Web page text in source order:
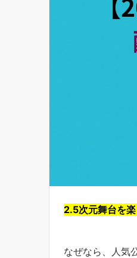
2.5次元舞台を
なぜなら、人気